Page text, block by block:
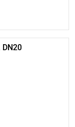
DN20